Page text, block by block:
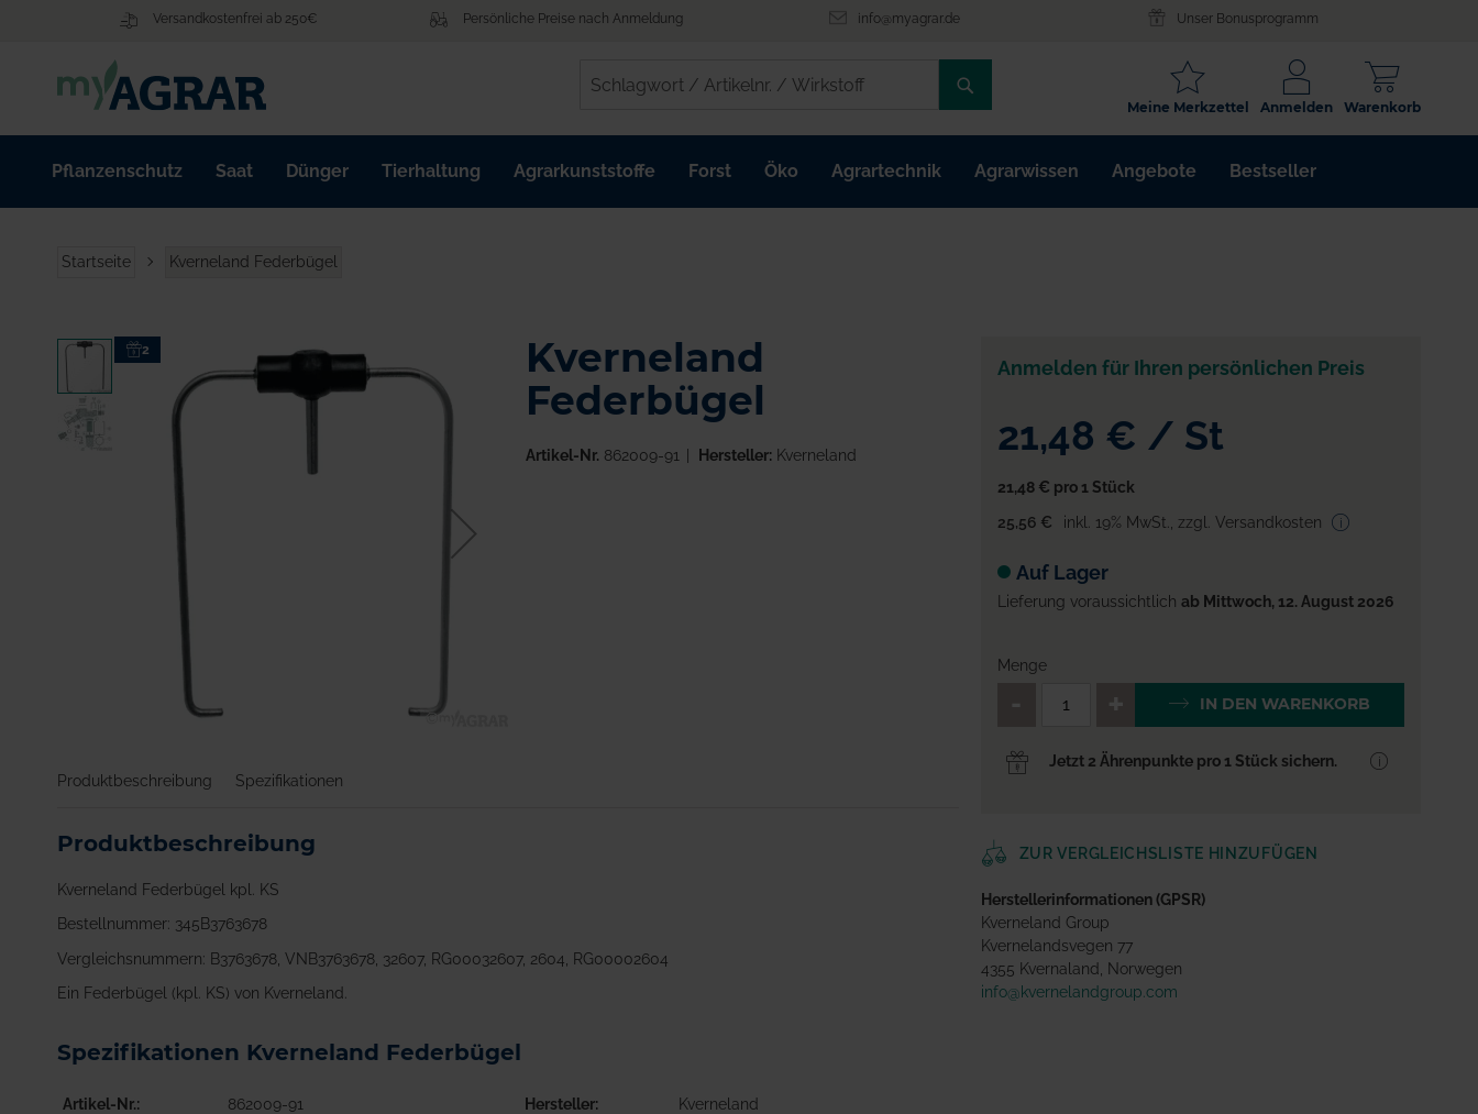
Versandkostenfrei ab 250€ Persönliche Preise nach Anmeldung info@myagrar.de Unser Bonusprogramm
/
ARTIKELNR.
/
Warenkorb
Anmelden
Meine Merkzettel
Pflanzenschutz Saat Dünger Tierhaltung Agrarkunststoffe Forst Öko Agrartechnik Agrarwissen Angebote Bestseller
Startseite Kverneland Federbügel
Zum
der
Bildgalerie
springen
2
der
springen
Kverneland
Federbügel
Artikel-Nr. 862009-91 Hersteller:Kverneland
Produktbeschreibung Spezifikationen
Produktbeschreibung
Kverneland Federbügel kpl. KS
Bestellnummer: 345B3763678
Vergleichsnummern: B3763678, VNB3763678, 32607, RG00032607, 2604, RG00002604
Ein Federbügel (kpl. KS) von Kverneland.
Spezifikationen Kverneland Federbügel
Artikel-Nr. 862009-91 Hersteller Kverneland
Anmelden für Ihren persönlichen Preis
21,48 € / St
21,48 € pro 1 Stück
25,56 €
inkl. 19% MwSt. zzgl. Versandkosten
Auf Lager
Lieferung voraussichtlich ab Mittwoch, 12. August 2026
Menge
QTY_CONTROL_DECREASE
IN DEN WARENKORB
Jetzt 2 Ährenpunkte pro 1 Stück sichern.
ZUR VERGLEICHSLISTE HINZUFÜGEN
Herstellerinformationen (GPSR)
Kverneland Group
Kvernelandsvegen 77
4355 Kvernaland, Norwegen
info@kvernelandgroup.com